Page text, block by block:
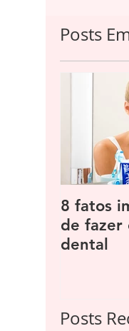
Posts
8 fatos
de fazer
dental
Posts